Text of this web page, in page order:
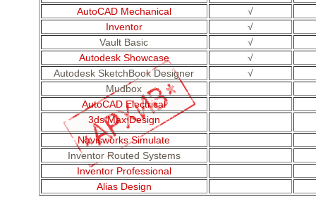
AutoCAD Mechanical
√
Inventor
√
Vault Basic
√
Autodesk Showcase
√
Autodesk SketchBook Designer
√
Mudbox
AutoCAD Electrical
3ds Max Design
Navisworks Simulate
Inventor Routed Systems
Inventor Professional
Alias Design